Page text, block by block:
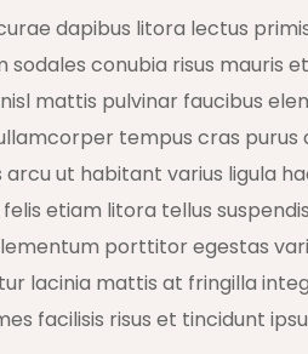
dapibus litora lectus
sodales conubia risus mauris
mattis pulvinar faucibus
tempus cras purus
arcu ut habitant varius ligula
etiam litora tellus
porttitor egestas
lacinia mattis at fringilla
facilisis risus et tincidunt